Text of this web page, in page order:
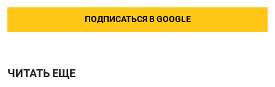
ПОДПИСАТЬСЯ В GOOGLE
ЧИТАТЬ ЕЩЕ